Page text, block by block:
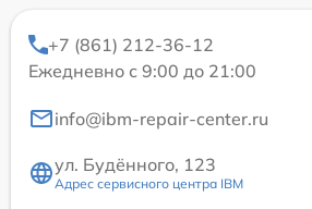
+7 (861) 212-36-12
Ежедневно с 9:00 до 21:00
info@ibm-repair-center.ru
ул. Будённого, 123
Адрес сервисного центра IBM